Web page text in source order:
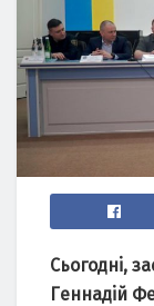
Cьогоднi,
Гeннaдiй